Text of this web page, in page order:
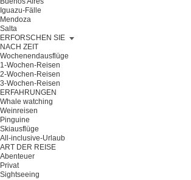
Iguazu-Fälle
Mendoza
Salta
ERFORSCHEN SIE
NACH ZEIT
Wochenendausflüge
1-Wochen-Reisen
2-Wochen-Reisen
3-Wochen-Reisen
ERFAHRUNGEN
Whale watching
Weinreisen
Pinguine
Skiausflüge
All-inclusive-Urlaub
ART DER REISE
Abenteuer
Privat
Sightseeing